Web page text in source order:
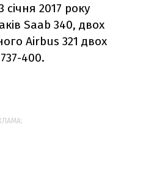
січня 2017 року
Saab 340, двох
Airbus 321 двох
400.